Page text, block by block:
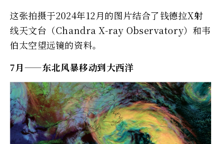
这张拍摄于2024年12月的图片结合了钱德拉X射
线天文台（Chandra X-ray Observatory）和韦
伯太空望远镜的资料。
7月——东北风暴移动到大西洋